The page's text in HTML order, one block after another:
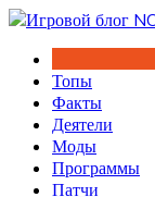
Перейти
содержимому
Топы
Факты
Деятели
Моды
Программы
Патчи